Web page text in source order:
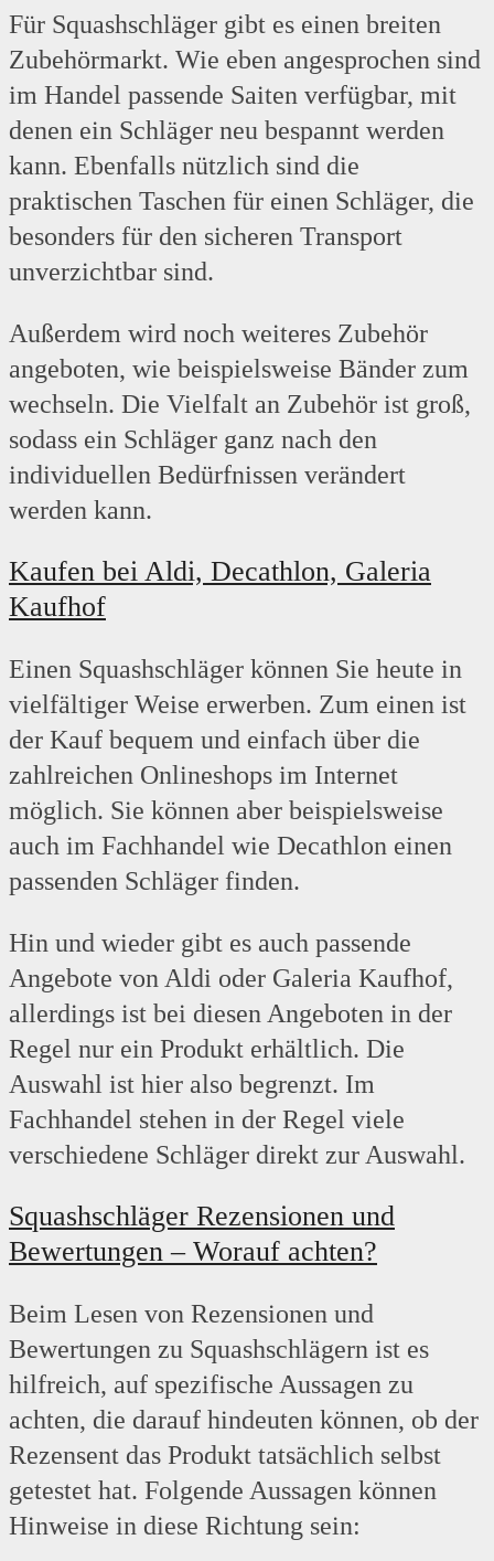
Für Squashschläger gibt es einen breiten
Zubehörmarkt. Wie eben angesprochen sind
im Handel passende Saiten verfügbar, mit
denen ein Schläger neu bespannt werden
kann. Ebenfalls nützlich sind die
praktischen Taschen für einen Schläger, die
besonders für den sicheren Transport
unverzichtbar sind.
Außerdem wird noch weiteres Zubehör
angeboten, wie beispielsweise Bänder zum
wechseln. Die Vielfalt an Zubehör ist groß,
sodass ein Schläger ganz nach den
individuellen Bedürfnissen verändert
werden kann.
Kaufen bei Aldi, Decathlon, Galeria
Kaufhof
Einen Squashschläger können Sie heute in
vielfältiger Weise erwerben. Zum einen ist
der Kauf bequem und einfach über die
zahlreichen Onlineshops im Internet
möglich. Sie können aber beispielsweise
auch im Fachhandel wie Decathlon einen
passenden Schläger finden.
Hin und wieder gibt es auch passende
Angebote von Aldi oder Galeria Kaufhof,
allerdings ist bei diesen Angeboten in der
Regel nur ein Produkt erhältlich. Die
Auswahl ist hier also begrenzt. Im
Fachhandel stehen in der Regel viele
verschiedene Schläger direkt zur Auswahl.
Squashschläger Rezensionen und
Bewertungen – Worauf achten?
Beim Lesen von Rezensionen und
Bewertungen zu Squashschlägern ist es
hilfreich, auf spezifische Aussagen zu
achten, die darauf hindeuten können, ob der
Rezensent das Produkt tatsächlich selbst
getestet hat. Folgende Aussagen können
Hinweise in diese Richtung sein: